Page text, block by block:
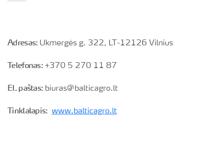
Adresas: Ukmergės g. 322, LT-12126 Vilnius
Telefonas: +370 5 270 11 87
El. paštas: biuras@balticagro.lt
Tinklalapis: www.balticagro.lt